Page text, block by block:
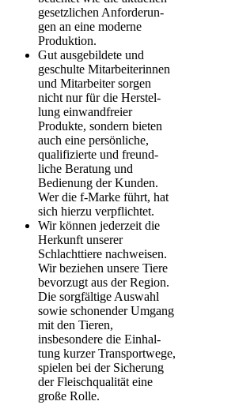
gesetzlichen An­for­de­run­
gen an eine moderne
Produktion.
Gut ausgebildete und
geschulte Mit­ar­bei­terinnen
und Mitarbeiter sorgen
nicht nur für die Her­stel­
lung einwandfreier
Produkte, sondern bieten
auch eine persönliche,
qualifizierte und freund­
liche Beratung und
Bedienung der Kunden.
Wer die f-Mar­ke führt, hat
sich hierzu verpflichtet.
Wir können jederzeit die
Herkunft unserer
Schlachttiere nach­weisen.
Wir beziehen unsere Tiere
bevorzugt aus der Region.
Die sorgfältige Auswahl
sowie schonender Umgang
mit den Tieren,
insbesondere die Ein­hal­
tung kurzer Transportwege,
spie­len bei der Sicherung
der Fleischqualität eine
große Rolle.